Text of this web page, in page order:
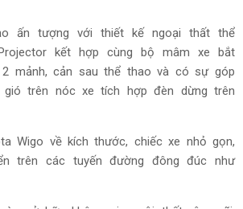
ấn tượng với thiết kế ngoại thất thể
kết hợp cùng bộ mâm xe bắt
mảnh, cản sau thể thao và có sự góp
trên nóc xe tích hợp đèn dừng trên
Wigo về kích thước, chiếc xe nhỏ gọn,
trên các tuyến đường đông đúc như